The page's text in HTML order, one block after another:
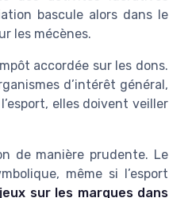
bascule alors dans le
les mécènes.
accordée sur les dons.
d’intérêt général,
elles doivent veiller
de manière prudente. Le
même si l’esport
sur les marques dans